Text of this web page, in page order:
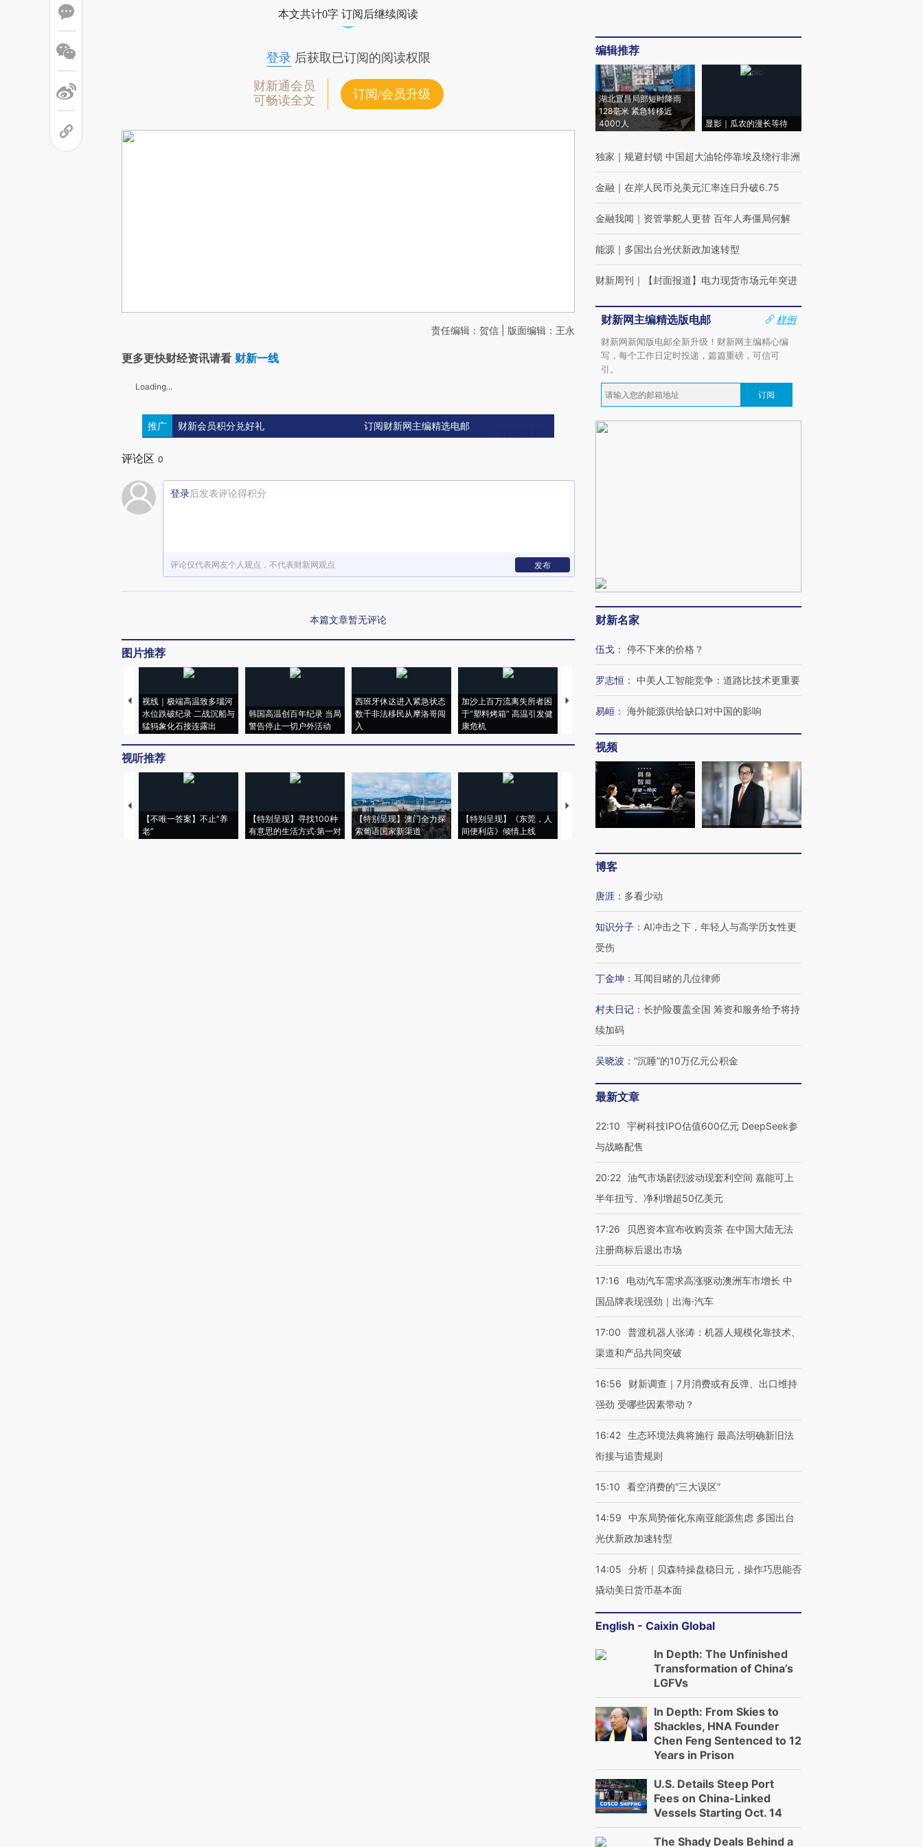
本文共计0字 订阅后继续阅读
登录后获取已订阅的阅读权限
财新通会员
可畅读全文
订阅/会员升级
责任编辑：贺信 | 版面编辑：王永
更多更快财经资讯请看 财新一线
Loading...
推广 财新会员积分兑好礼 订阅财新网主编精选电邮
评论区 0
登录后发表评论得积分
评论仅代表网友个人观点，不代表财新网观点 发布
本篇文章暂无评论
图片推荐
视线｜极端高温致多瑙河
水位跌破纪录 二战沉船与
猛犸象化石接连露出
韩国高温创百年纪录 当局
警告停止一切户外活动
西班牙休达进入紧急状态
数千非法移民从摩洛哥闯
入
加沙上百万流离失所者困
于“塑料烤箱” 高温引发健
康危机
视线｜HYROX的吸金
术：是什么让中产们甘
粒摇头丸 尿检体内含3种
视听推荐
【不唯一答案】不止“养
老”
【特别呈现】寻找100种
有意思的生活方式·第一对
【特别呈现】澳门全力探
索葡语国家新渠道
【特别呈现】《东莞，人
间便利店》倾情上线
【推广】走进第四届链博
会，让数智科技“链”接产
【特别呈现】寻找100种
有意思的生活方式·第三对
【商旅对话】华住集团
CFO：不靠规模取胜，华
住三大增长引擎是什么？
编辑推荐
湖北宜昌局部短时降雨
128毫米 紧急转移近
4000人
显影｜瓜农的漫长等待
独家 ｜ 规避封锁 中国超大油轮停靠埃及绕行非洲
金融 ｜ 在岸人民币兑美元汇率连日升破6.75
金融我闻 ｜ 资管掌舵人更替 百年人寿僵局何解
能源 ｜ 多国出台光伏新政加速转型
财新周刊 ｜ 【封面报道】电力现货市场元年突进
财新网主编精选版电邮
样例
财新网新闻版电邮全新升级！财新网主编精心编
写，每个工作日定时投递，篇篇重磅，可信可
引。
订阅
财新名家
伍戈 ： 停不下来的价格？
罗志恒 ： 中美人工智能竞争：道路比技术更重要
易峘 ： 海外能源供给缺口对中国的影响
视频
博客
唐涯 ： 多看少动
知识分子 ： AI冲击之下，年轻人与高学历女性更
受伤
丁金坤 ： 耳闻目睹的几位律师
村夫日记 ： 长护险覆盖全国 筹资和服务给予将持
续加码
吴晓波 ： “沉睡”的10万亿元公积金
最新文章
22:10
宇树科技IPO估值600亿元 DeepSeek参
与战略配售
20:22 油气市场剧烈波动现套利空间 嘉能可上
半年扭亏、净利增超50亿美元
17:26
贝恩资本宣布收购贡茶 在中国大陆无法
注册商标后退出市场
17:16
电动汽车需求高涨驱动澳洲车市增长 中
国品牌表现强劲｜出海·汽车
17:00
普渡机器人张涛：机器人规模化靠技术、
渠道和产品共同突破
16:56
财新调查｜7月消费或有反弹、出口维持
强劲 受哪些因素带动？
16:42 生态环境法典将施行 最高法明确新旧法
衔接与追责规则
15:10 看空消费的“三大误区”
14:59
中东局势催化东南亚能源焦虑 多国出台
光伏新政加速转型
14:05
分析｜贝森特操盘稳日元，操作巧思能否
撬动美日货币基本面
English - Caixin Global
In Depth: The Unfinished
Transformation of China’s
LGFVs
In Depth: From Skies to
Shackles, HNA Founder
Chen Feng Sentenced to 12
Years in Prison
U.S. Details Steep Port
Fees on China-Linked
Vessels Starting Oct. 14
The Shady Deals Behind a